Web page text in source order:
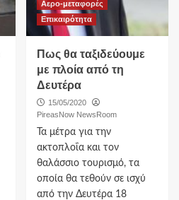
Αερο-μεταφορές
Επικαιρότητα
Πως θα ταξιδεύουμε
με πλοία από τη
Δευτέρα
15/05/2020
PireasNow NewsRoom
Τα μέτρα για την
ακτοπλοΐα και τον
θαλάσσιο τουρισμό, τα
οποία θα τεθούν σε ισχύ
από την Δευτέρα 18